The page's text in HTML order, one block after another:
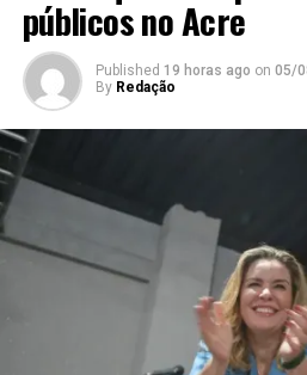
públicos no Acre
Published 19 horas ago on 05/
By Redação